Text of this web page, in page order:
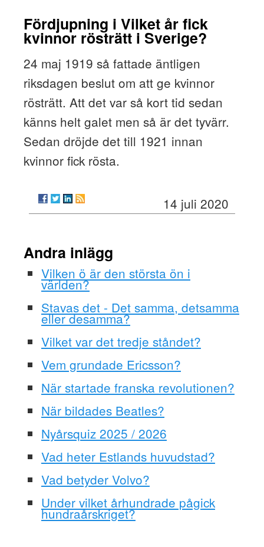
Fördjupning i Vilket år fick
kvinnor rösträtt i Sverige?
24 maj 1919 så fattade äntligen
riksdagen beslut om att ge kvinnor
rösträtt. Att det var så kort tid sedan
känns helt galet men så är det tyvärr.
Sedan dröjde det till 1921 innan
kvinnor fick rösta.
14 juli 2020
Andra inlägg
Vilken ö är den största ön i
världen?
Stavas det - Det samma, detsamma
eller desamma?
Vilket var det tredje ståndet?
Vem grundade Ericsson?
När startade franska revolutionen?
När bildades Beatles?
Nyårsquiz 2025 / 2026
Vad heter Estlands huvudstad?
Vad betyder Volvo?
Under vilket århundrade pågick
hundraårskriget?